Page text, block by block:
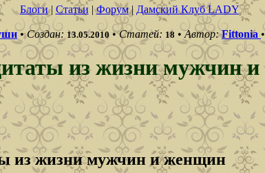
Блоги| Статьи |Форум| Дамский Клуб LADY
•Создан: 13.05.2010 •Статей: 18 •Автор: Fittonia
из жизни мужчин
из жизни мужчин и женщин